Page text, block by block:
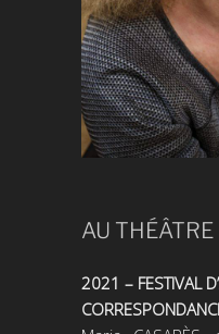
AU THÉÂTRE
2021 – FESTIVAL